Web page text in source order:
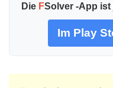
Die FSolver -App ist
Im Play